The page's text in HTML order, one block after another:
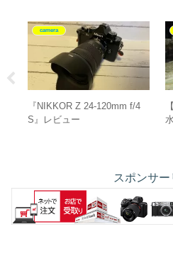
camera
Peak Design(ピークデザイ
ン) リーシュレビュー
スポンサー